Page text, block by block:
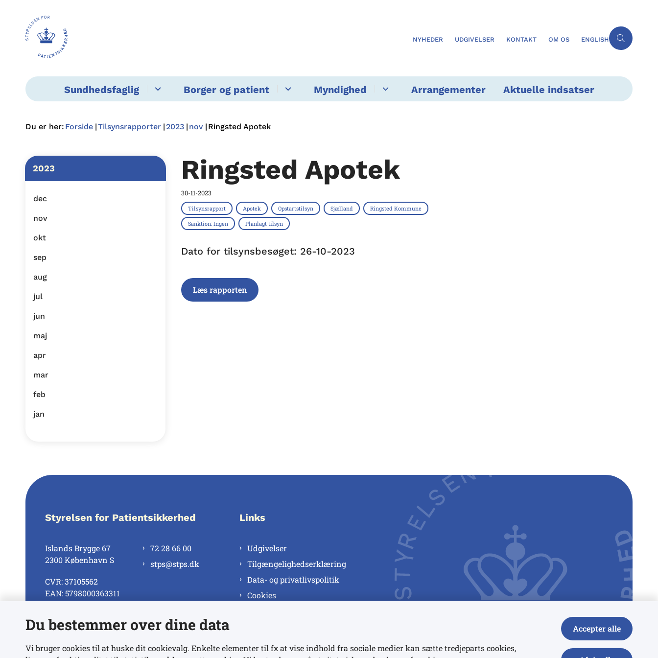
NYHEDER UDGIVELSER KONTAKT OM OS ENGLISH
Sundhedsfaglig Borger og patient Myndighed Arrangementer Aktuelle indsatser
Du er her: Forside Tilsynsrapporter 2023 nov Ringsted Apotek
2023
dec
nov
okt
sep
aug
jul
jun
maj
apr
mar
feb
jan
Ringsted Apotek
30-11-2023
Tilsynsrapport Apotek Opstartstilsyn Sjælland Ringsted Kommune
Sanktion: Ingen Planlagt tilsyn
Dato for tilsynsbesøget: 26-10-2023
Læs rapporten
Styrelsen for Patientsikkerhed
Islands Brygge 67
2300 København S
CVR: 37105562
EAN: 5798000363311
72 28 66 00
stps@stps.dk
Se alle kontaktnumre
Links
Udgivelser
Tilgængelighedserklæring
Data- og privatlivspolitik
Cookies
Du bestemmer over dine data
Vi bruger cookies til at huske dit cookievalg. Enkelte elementer til fx at vise indhold fra sociale medier kan sætte tredjeparts cookies,
Accepter alle